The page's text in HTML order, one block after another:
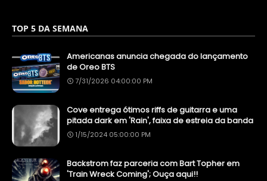
TOP 5 DA SEMANA
Americanas anuncia chegada do lançamento
de Oreo BTS
7/31/2026 04:00:00 PM
Cove entrega ótimos riffs de guitarra e uma
pitada dark em 'Rain', faixa de estreia da banda
1/15/2024 05:00:00 PM
Backstrom faz parceria com Bart Topher em
'Train Wreck Coming'; Ouça aqui!!